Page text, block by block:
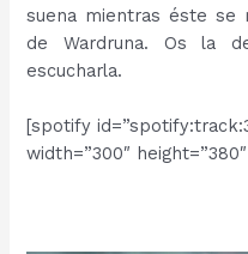
suena mientras éste se
de Wardruna. Os la
escucharla.
[spotify
width=”300″